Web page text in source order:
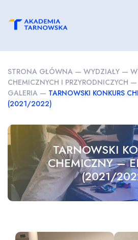
STRONA GŁÓWNA — WYDZIAŁY —
CHEMICZNYCH I PRZYRODNICZYCH —
GALERIA — TARNOWSKI KONKURS
(2021/2022)
TARNOWSKI
CHEMICZNY –
(2021/